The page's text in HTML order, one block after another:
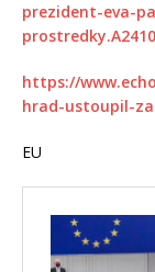
prezident-eva-
https://
hrad-ustoupil-
EU